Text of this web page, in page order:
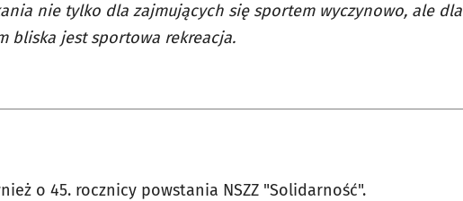
nie tylko dla zajmujących się sportem wyczynowo, ale dla
bliska jest sportowa rekreacja.
o 45. rocznicy powstania NSZZ "Solidarność".